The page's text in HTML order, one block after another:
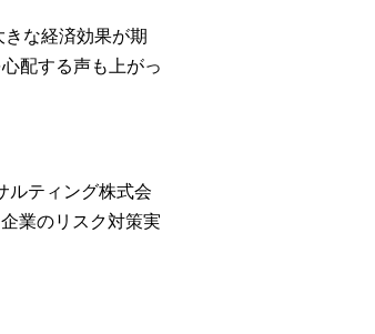
な経済効果が期
配する声も上がっ
ルティング株式会
業のリスク対策実